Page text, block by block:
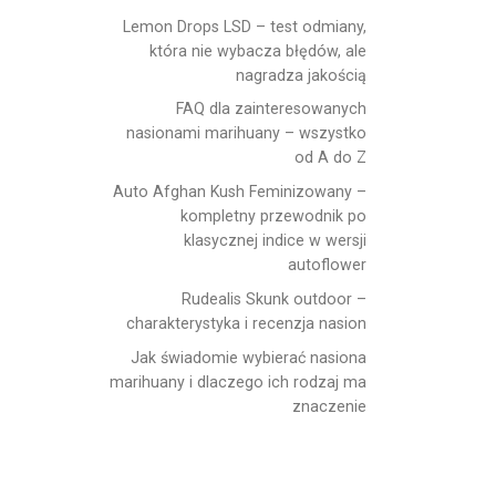
Lemon Drops LSD – test odmiany,
która nie wybacza błędów, ale
nagradza jakością
FAQ dla zainteresowanych
nasionami marihuany – wszystko
od A do Z
Auto Afghan Kush Feminizowany –
kompletny przewodnik po
klasycznej indice w wersji
autoflower
Rudealis Skunk outdoor –
charakterystyka i recenzja nasion
Jak świadomie wybierać nasiona
marihuany i dlaczego ich rodzaj ma
znaczenie